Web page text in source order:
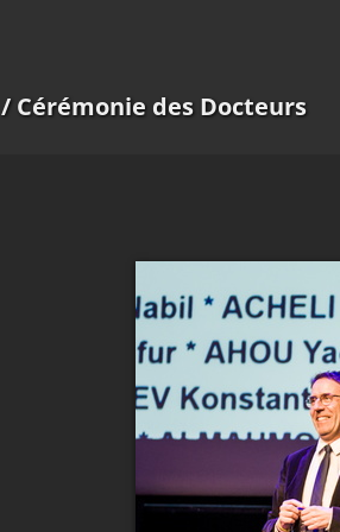
/ Cérémonie des Docteurs